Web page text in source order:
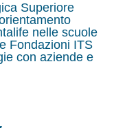
Superiore
nelle scuole
Fondazioni ITS
con aziende e